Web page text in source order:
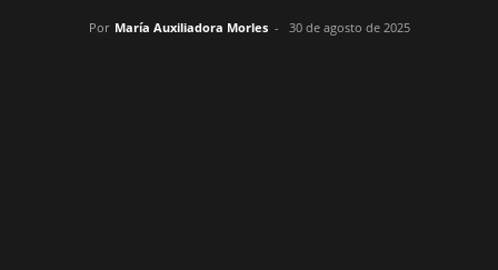
Por María Auxiliadora Morles - 30 de agosto de 2025